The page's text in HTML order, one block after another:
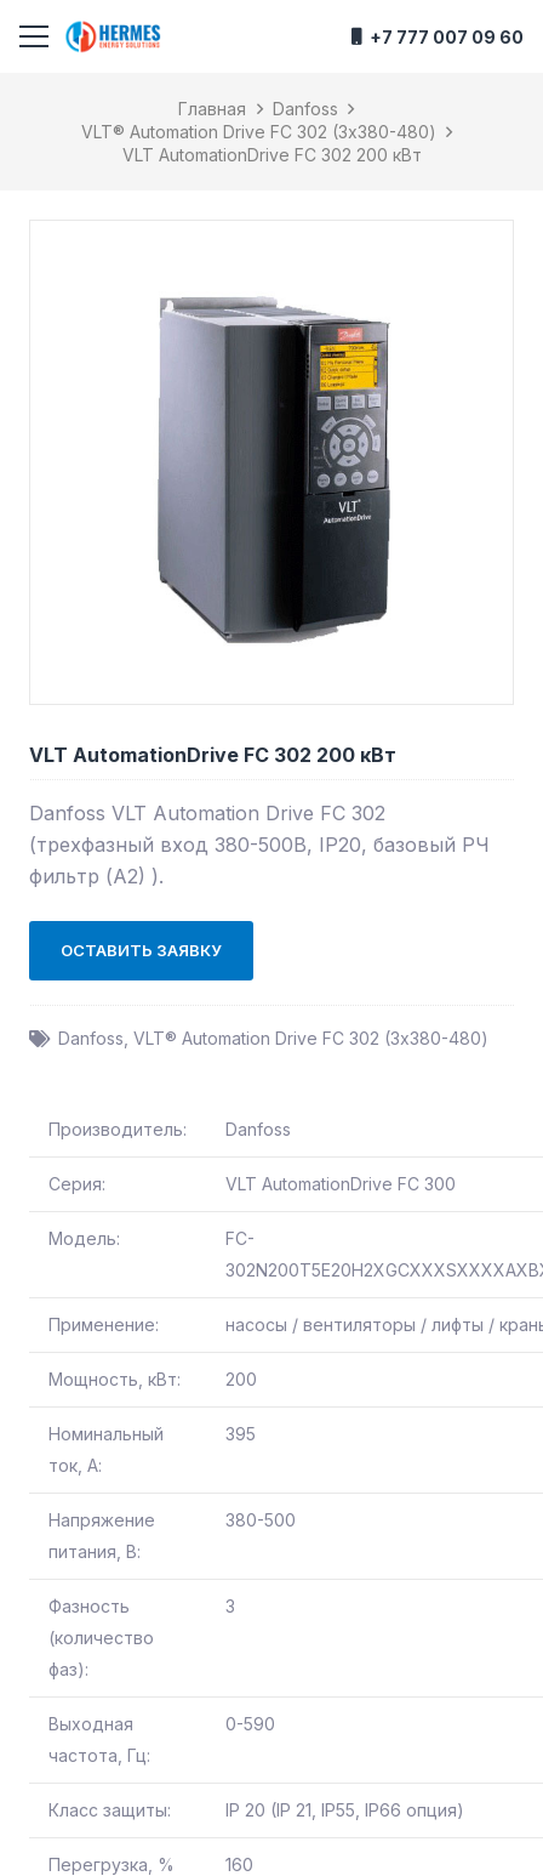
+7 777 007 09 60
Главная
Danfoss
VLT® Automation Drive FC 302 (3х380-480)
VLT AutomationDrive FC 302 200 кВт
VLT AutomationDrive FC 302 200 кВт
Danfoss VLT Automation Drive FC 302
(трехфазный вход 380-500В, IP20, базовый РЧ
фильтр (А2) ).
ОСТАВИТЬ ЗАЯВКУ
Danfoss VLT® Automation Drive FC 302 (3х380-480)
Производитель: Danfoss
Серия: VLT AutomationDrive FC 300
Модель:
FC-
Применение: насосы / вентиляторы / лифты /
Мощность, кВт: 200
Номинальный
ток, А:
395
Напряжение
питания, В:
380-500
Фазность
(количество
фаз):
3
Выходная
частота, Гц:
0-590
Класс защиты: IP 20 (IP 21, IP55, IP66 опция)
Перегрузка, %
160